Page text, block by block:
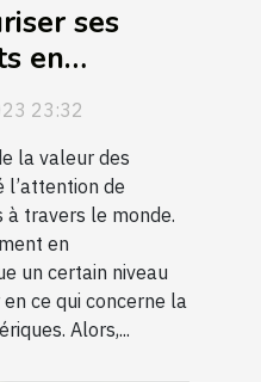
ses
en
23:32
la valeur des
l’attention de
à travers le monde.
en
un certain niveau
ce qui concerne la
Alors,...